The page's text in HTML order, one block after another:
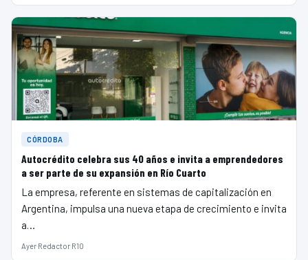
CÓRDOBA
Autocrédito celebra sus 40 años e invita a emprendedores
a ser parte de su expansión en Río Cuarto
La empresa, referente en sistemas de capitalización en
Argentina, impulsa una nueva etapa de crecimiento e invita
a…
Ayer·Redactor R10